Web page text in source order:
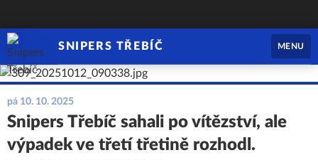
SNIPERS TŘEBÍČ MENU
pá 10. 10. 2025
Snipers Třebíč sahali po vítězství, ale
výpadek ve třetí třetině rozhodl.